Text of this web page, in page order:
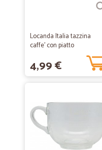
Locanda Italia tazzina
caffe' con piatto
4,99 €